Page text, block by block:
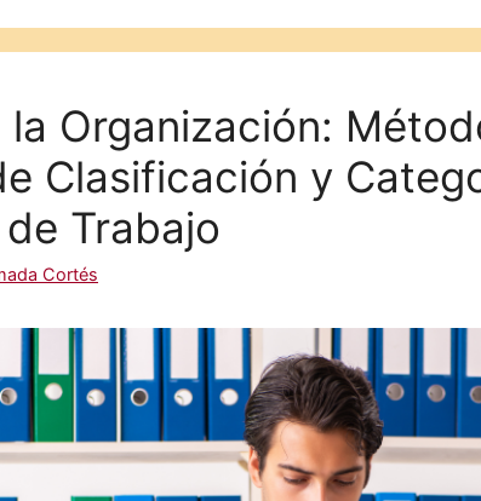
la Organización:
Clasificación y
Trabajo
Cortés